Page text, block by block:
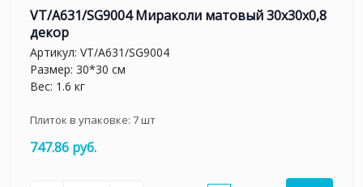
VT/A631/SG9004 Мираколи матовый 30x30x0,8
декор
Артикул: VT/A631/SG9004
Размер: 30*30 см
Вес: 1.6 кг
Плиток в упаковке: 7шт
747.86 руб.